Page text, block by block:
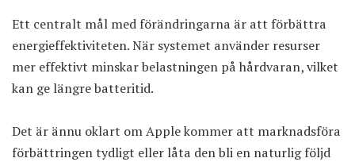
Ett centralt mål med förändringarna är att förbättra
energieffektiviteten. När systemet använder resurser
mer effektivt minskar belastningen på hårdvaran, vilket
kan ge längre batteritid.
Det är ännu oklart om Apple kommer att marknadsföra
förbättringen tydligt eller låta den bli en naturlig följd